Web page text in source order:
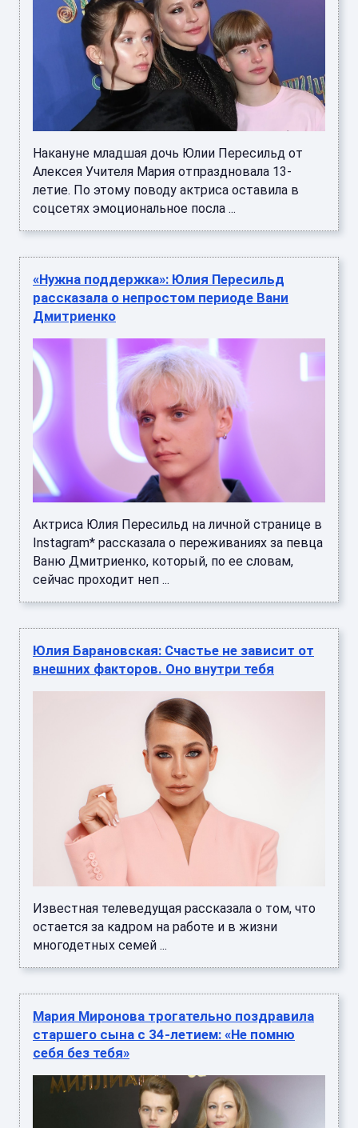
Накануне младшая дочь Юлии Пересильд от
Алексея Учителя Мария отпраздновала 13-
летие. По этому поводу актриса оставила в
соцсетях эмоциональное посла ...
«Нужна поддержка»: Юлия Пересильд
рассказала о непростом периоде Вани
Дмитриенко
Актриса Юлия Пересильд на личной странице в
Instagram* рассказала о переживаниях за певца
Ваню Дмитриенко, который, по ее словам,
сейчас проходит неп ...
Юлия Барановская: Счастье не зависит от
внешних факторов. Оно внутри тебя
Известная телеведущая рассказала о том, что
остается за кадром на работе и в жизни
многодетных семей ...
Мария Миронова трогательно поздравила
старшего сына с 34-летием: «Не помню
себя без тебя»